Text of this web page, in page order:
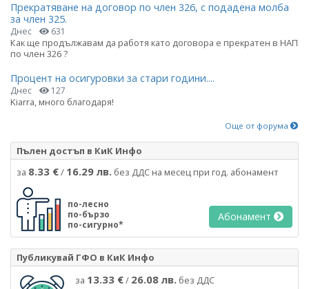
Прекратяване на договор по член 326, с подадена молба
за член 325.
Днес 631
Как ще продължавам да работя като договора е прекратен в НАП
по член 326 ?
Процент на осигуровки за стари години....
Днес 127
Kiarra, много благодаря!
Още от форума
Пълен достъп в КиК Инфо
за 8.33 €/ 16.29 лв. без ДДС на месец при год. абонамент
по-лесно
по-бързо
по-сигурно*
Абонамент
Публикувай ГФО в КиК Инфо
за 13.33 €/ 26.08 лв. без ДДС